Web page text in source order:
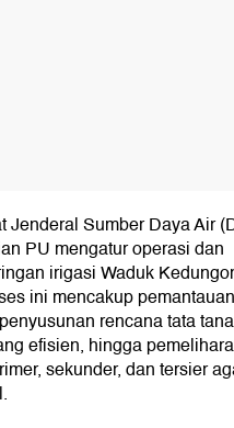
Jenderal Sumber Daya Air
PU mengatur operasi dan
irigasi Waduk
ini mencakup
rencana tata
efisien, hingga
sekunder, dan tersier